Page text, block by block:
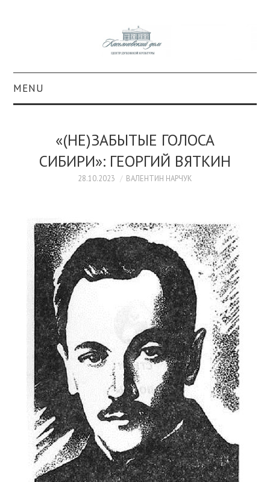
MENU
КОЛЛЕКЦИИ
ОБРАЗОВАНИЕ
ПРОСВЕЩЕНИЕ
«(НЕ)ЗАБЫТЫЕ ГОЛОСА
СИБИРИ»: ГЕОРГИЙ ВЯТКИН
28.10.2023 ВАЛЕНТИН НАРЧУК